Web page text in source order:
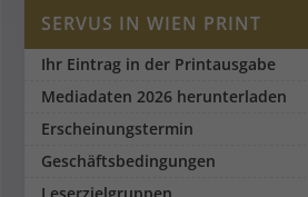
SERVUS IN WIEN PRINT
Ihr Eintrag in der Printausgabe
Mediadaten 2026 herunterladen
Erscheinungstermin
Geschäftsbedingungen